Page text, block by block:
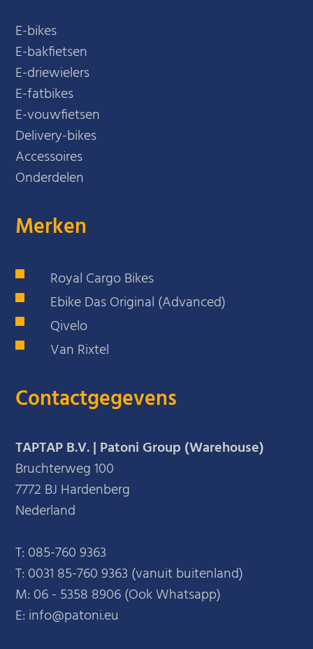
E-bikes
E-bakfietsen
E-driewielers
E-fatbikes
E-vouwfietsen
Delivery-bikes
Accessoires
Onderdelen
Merken
Royal Cargo Bikes
Ebike Das Original (Advanced)
Qivelo
Van Rixtel
Contactgegevens
TAPTAP B.V. | Patoni Group (Warehouse)
Bruchterweg 100
7772 BJ Hardenberg
Nederland
T: 085-760 9363
T: 0031 85-760 9363 (vanuit buitenland)
M: 06 - 5358 8906 (Ook Whatsapp)
E: info@patoni.eu